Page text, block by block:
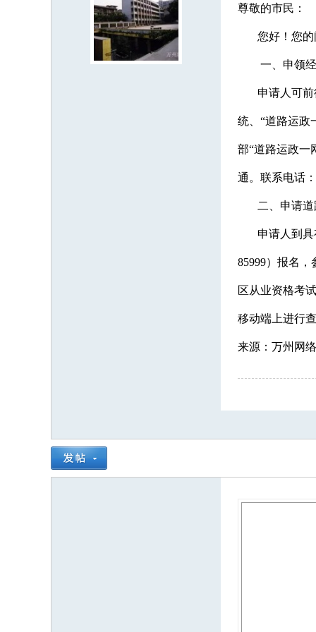
尊敬的市民：
您好！您的
一、申领经
申请人可前往
统、“道路运政
部“道路运政一
通。联系电话
二、申请道
申请人到具有
85999）报名
区从业资格考
移动端上进行
来源：万州网